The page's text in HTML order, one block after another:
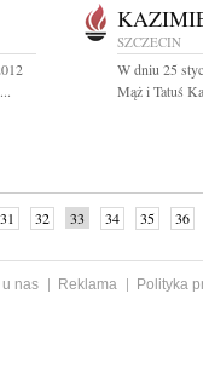
SZCZECIN
W dniu 25
Mąż i Tatuś
31 32 33 34 35
36
u nas Reklama
Polityka